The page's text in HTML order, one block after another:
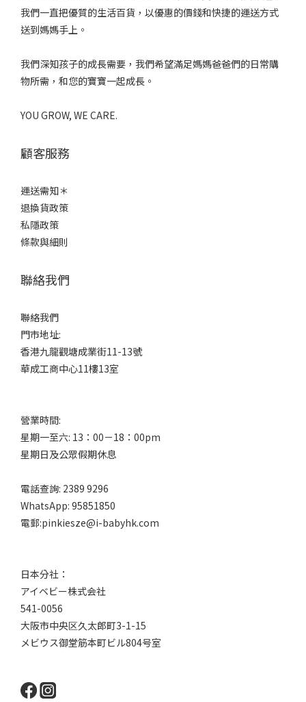
我們一直把優質的生活百貨，以優惠的價錢和快捷的運送方式
送到媽媽手上。
我們深知孩子的成長需要，我們希望滿足媽媽爸爸們的日常購
物所需，和您的寶寶一起成長。
YOU GROW, WE CARE.
顧客服務
運送需知＊
退換貨政策
私隱政策
條款與細則
聯絡我們
聯絡我們
門市地址:
香港九龍觀塘成業街11-13號
華成工商中心11樓13室
營業時間:
星期一至六: 13：00－18：00pm
星期日及公眾假期休息
電話查詢: 2389 9296
WhatsApp: 95851850
電郵:pinkiesze@i-babyhk.com
日本分社：
アイベビー株式会社
541-0056
大阪市中央区久太郎町3-1-15
メビウス御堂筋本町ビル804号室